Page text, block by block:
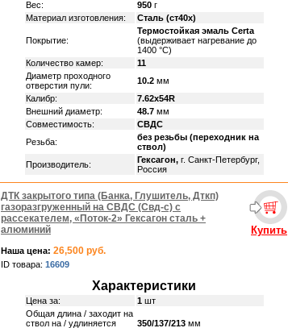
Вес:
950 г
Материал изготовления:
Сталь (ст40х)
Покрытие:
Термостойкая эмаль Certa
(выдерживает нагревание до
1400 °C)
Количество камер:
11
Диаметр проходного
отверстия пули:
10.2мм
Калибр:
7.62x54R
Внешний диаметр:
48.7мм
Совместимость:
СВДС
Резьба:
без резьбы (переходник на
ствол)
Производитель:
Гексагон,г. Санкт-Петербург,
Россия
ДТК закрытого типа (Банка, Глушитель, Дткп)
газоразгруженный на СВДС (Свд-с) с
рассекателем, «Поток-2» Гексагон сталь +
алюминий
Наша цена: 26,500 руб.
ID товара: 16609
Купить
Характеристики
Цена за: 1 шт
Общая длина / заходит на
ствол на / удлиняется
350/137/213 мм